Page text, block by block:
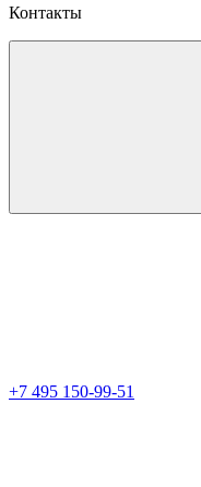
Контакты
+7 495 150-99-51